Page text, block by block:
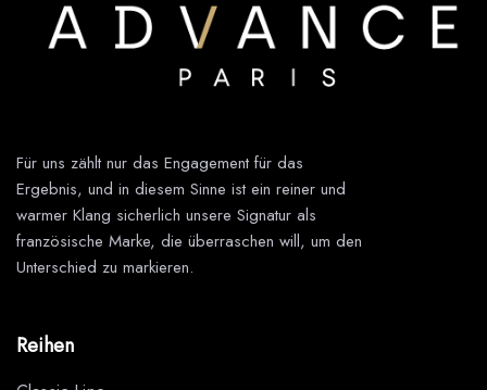
Für uns zählt nur das Engagement für das
Ergebnis, und in diesem Sinne ist ein reiner und
warmer Klang sicherlich unsere Signatur als
französische Marke, die überraschen will, um den
Unterschied zu markieren.
Reihen